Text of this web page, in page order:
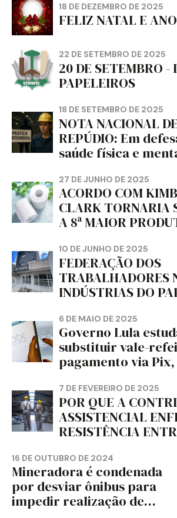
18 DE DEZEMBRO DE 2025
FELIZ NATAL E
22 DE SETEMBRO DE 2025
20 DE SETEMBRO -
PAPELEIROS
18 DE SETEMBRO DE 2025
NOTA NACIONAL DE
REPÚDIO: Em defesa da
saúde física e
da dignidade
27 DE JUNHO DE 2025
ACORDO COM
CLARK TORNARIA
A 8ª MAIOR
MUNDO, DIZ FITCH
10 DE JUNHO DE 2025
FEDERAÇÃO DOS
TRABALHADORES
INDÚSTRIAS DO
CORTIÇA E
PAPEL DO ESTADO
PARANÁ –
6 DE MAIO DE 2025
Governo Lula
substituir vale-
pagamento via
7 DE FEVEREIRO DE 2025
POR QUE A
ASSISTENCIAL
RESISTÊNCIA
16 DE OUTUBRO DE 2024
Mineradora é condenada
por desviar ônibus para
impedir realização de